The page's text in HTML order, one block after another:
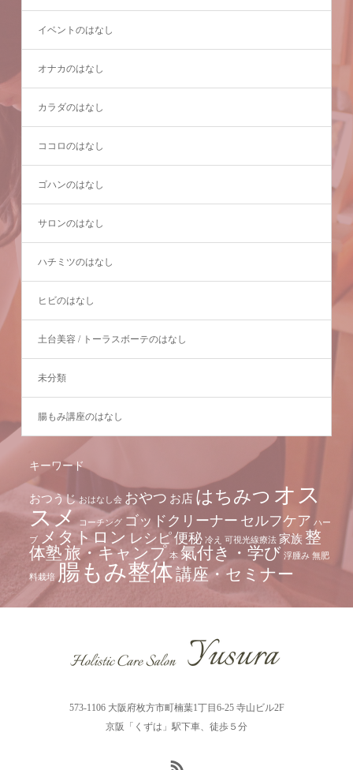
イベントのはなし
オナカのはなし
カラダのはなし
ココロのはなし
ゴハンのはなし
サロンのはなし
ハチミツのはなし
ヒビのはなし
土台美容 / トーラスボーテのはなし
未分類
腸もみ講座のはなし
キーワード
おつうじ おはなし会 おやつ お店 はちみつ オス
スメ コーチング ゴッドクリーナー セルフケア ハー
ブ
メタトロン レシピ便秘 冷え 可視光線療法 家族 整
体塾旅・キャンプ 本 氣付き・学び 浮腫み 無肥
料栽培 腸もみ整体講座・セミナー
573-1106 大阪府枚方市町楠葉1丁目6-25 寺山ビル2F
京阪「くずは」駅下車、徒歩５分